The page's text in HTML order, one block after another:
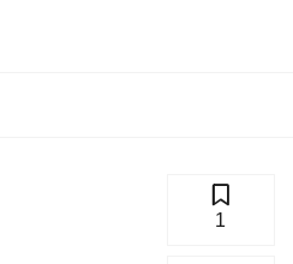
1